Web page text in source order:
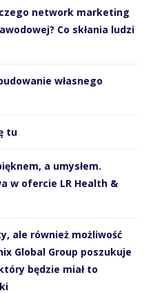
network marketing
Co skłania ludzi
własnego
tu
a umysłem.
w ofercie LR Health &
ale również możliwość
Global Group poszukuje
będzie miał to